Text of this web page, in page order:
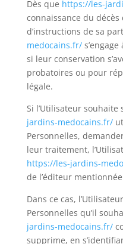
Dès que https://les-
connaissance du
d’instructions de sa
medocains.fr/s’engage
si leur conservation
probatoires ou pour
légale.
Si l’Utilisateur souhaite
jardins-medocains.fr/
Personnelles,
leur traitement,
https://les-jardins-
de l’éditeur
Dans ce cas,
Personnelles qu’il
jardins-medocains.fr/
supprime, en